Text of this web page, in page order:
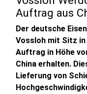
Auftrag aus
Der deutsche
Vossloh mit Sitz in
Auftrag in Höhe
China erhalten.
Lieferung von